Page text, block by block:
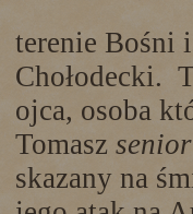
terenie Bośni
Chołodecki.
ojca, osoba
Tomasz senior
skazany na